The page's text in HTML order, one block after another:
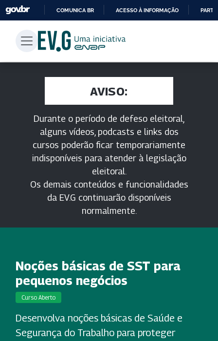
PARA
CONTEÚDO
COMUNICA BR ACESSO À INFORMAÇÃO
AVISO:
Durante o período de defeso eleitoral,
alguns vídeos, podcasts e links dos
cursos poderão ficar temporariamente
indisponíveis para atender à legislação
eleitoral.
Os demais conteúdos e funcionalidades
da EV.G continuarão disponíveis
normalmente.
Noções básicas de SST para
pequenos negócios
Curso Aberto
Desenvolva noções básicas de Saúde e
Segurança do Trabalho para proteger